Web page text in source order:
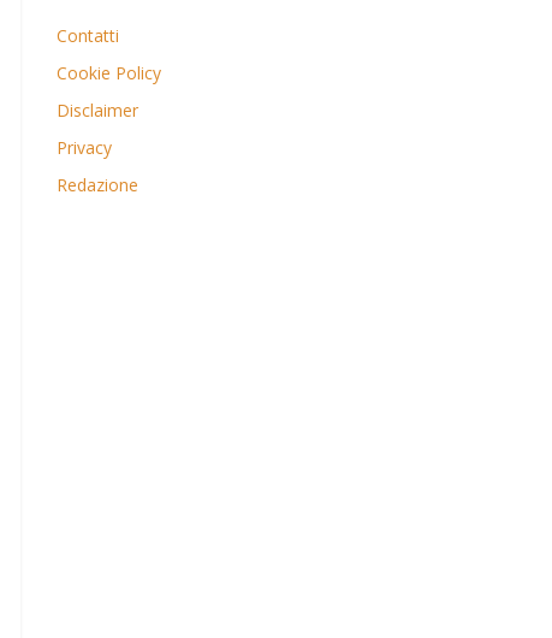
Contatti
Cookie Policy
Disclaimer
Privacy
Redazione